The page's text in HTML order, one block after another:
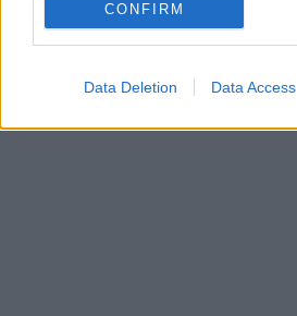
CONFIRM
Data Deletion Data Access